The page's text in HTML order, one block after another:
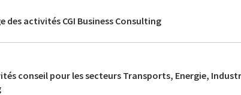
des activités CGI Business Consulting
conseil pour les secteurs Transports, Energie,